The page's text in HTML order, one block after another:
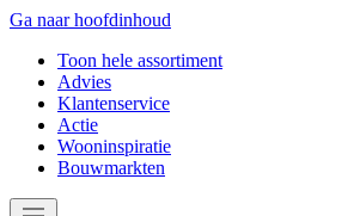
Ga naar hoofdinhoud
Toon hele assortiment
Advies
Klantenservice
Actie
Wooninspiratie
Bouwmarkten